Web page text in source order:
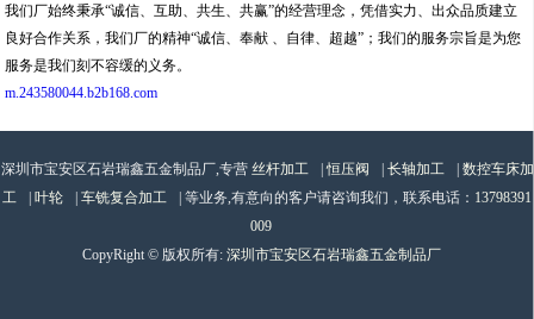
我们厂始终秉承“诚信、互助、共生、共赢”的经营理念，凭借实力、出众品质建立
良好合作关系，我们厂的精神“诚信、奉献 、自律、超越”；我们的服务宗旨是为您
服务是我们刻不容缓的义务。
m.243580044.b2b168.com
深圳市宝安区石岩瑞鑫五金制品厂,专营 丝杆加工 |恒压阀 | 长轴加工 | 数控车床加
工
| 叶轮 | 车铣复合加工 | 等业务,有意向的客户请咨询我们，联系电话： 13798391
009
CopyRight © 版权所有: 深圳市宝安区石岩瑞鑫五金制品厂